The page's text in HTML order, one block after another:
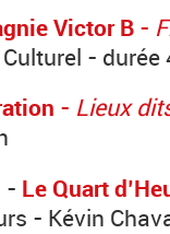
Victor B -
- durée
- Lieux
- Le Quart
- Kévin